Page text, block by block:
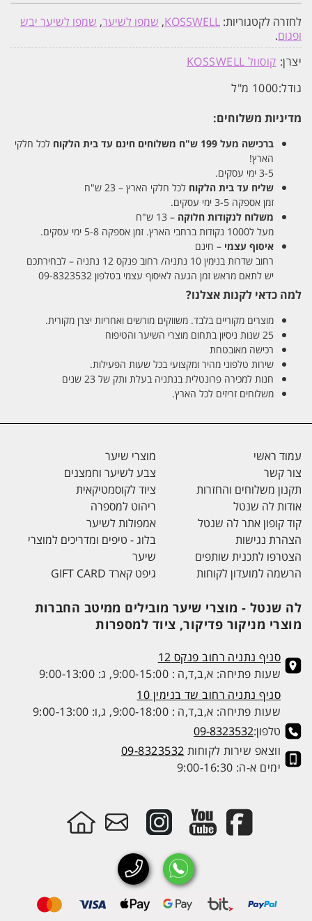
לחזרה לקטגוריות: KOSSWELL
, שמפו לשיער, שמפו לשיער יבש
ופגום.
יצרן: קוסוול KOSSWELL
גודל:1000 מ"ל
מדיניות משלוחים:
ברכישה מעל 199 ש"ח משלוחים חינם עד בית הלקוח לכל חלקי
הארץ!
3-5 ימי עסקים.
שליח עד בית הלקוח לכל חלקי הארץ – 23 ש"ח
זמן אספקה 3-5 ימי עסקים.
משלוח לנקודות חלוקה – 13 ש"ח
מעל ל1000 נקודות ברחבי הארץ. זמן אספקה 5-8 ימי עסקים.
איסוף עצמי – חינם
רחוב שדרות בנימין 10 נתניה/ רחוב פנקס 12 נתניה – לבחירתכם
יש לתאם מראש זמן הגעה לאיסוף עצמי בטלפון 09-8323532
למה כדאי לקנות אצלנו?
מוצרים מקוריים בלבד. משווקים מורשים ואחריות יצרן מקורית.
25 שנות ניסיון בתחום מוצרי השיער והטיפוח
רכישה מאובטחת
שירות טלפוני מהיר ומקצועי בכל שעות הפעילות.
חנות למכירה פרונטלית בנתניה בעלת ותק של 23 שנים
משלוחים זריזים לכל הארץ.
עמוד ראשי
צור קשר
תקנון משלוחים והחזרות
אודות לה שנטל
קוד קופון אתר לה שנטל
הצהרת נגישות
הצטרפו לתכנית שותפים
הרשמה למועדון לקוחות
מוצרי שיער
צבע לשיער וחמצנים
ציוד לקוסמטיקאית
ריהוט למספרה
אמפולות לשיער
בלוג - טיפים ומדריכים למוצרי
שיער
גיפט קארד GIFT CARD
לה שנטל - מוצרי שיער מובילים ממיטב החברות
מוצרי מניקור פדיקור, ציוד למספרות
סניף נתניה רחוב פנקס 12
שעות פתיחה: א,ב,ד,ה : 9:00-15:00, ג: 9:00-13:00
סניף נתניה רחוב שד בנימין 10
שעות פתיחה: א,ב,ד,ה : 9:00-18:00, ג,ו: 9:00-13:00
טלפון:09-8323532
ווצאפ שירות לקוחות 09-8323532
ימים א-ה: 9:00-16:30